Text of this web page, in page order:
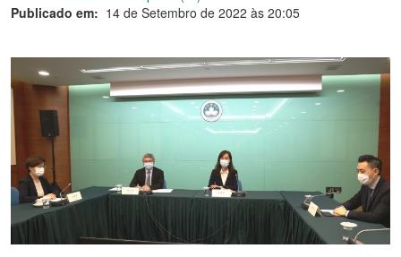
Publicado em: 14 de Setembro de 2022 às 20:05